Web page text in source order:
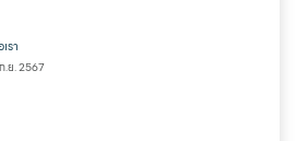
รา
.ย. 2567